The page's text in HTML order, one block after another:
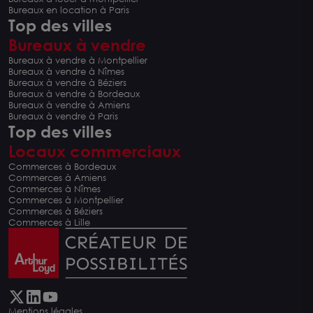
Bureaux en location à Paris
Top des villes
Bureaux à vendre
Bureaux à vendre à Montpellier
Bureaux à vendre à Nîmes
Bureaux à vendre à Béziers
Bureaux à vendre à Bordeaux
Bureaux à vendre à Amiens
Bureaux à vendre à Paris
Top des villes
Locaux commerciaux
Commerces à Bordeaux
Commerces à Amiens
Commerces à Nîmes
Commerces à Montpellier
Commerces à Béziers
Commerces à Lille